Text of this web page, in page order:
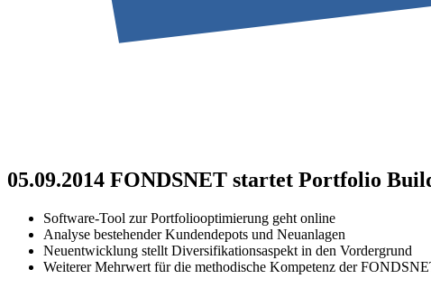
05.09.2014 FONDSNET startet Portfolio
Software-Tool zur Portfoliooptimierung geht online
Analyse bestehender Kundendepots und Neuanlagen
Neuentwicklung stellt Diversifikationsaspekt in den Vordergrund
Weiterer Mehrwert für die methodische Kompetenz der